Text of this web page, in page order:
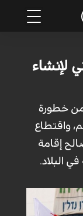
لإنشاء
خطورة
واقتطاع
إقامة
البلاد.